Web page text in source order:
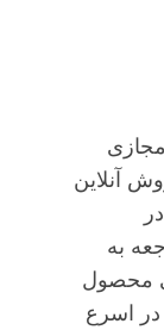
مجازی
آنلاین
به
محصول
در اسرع